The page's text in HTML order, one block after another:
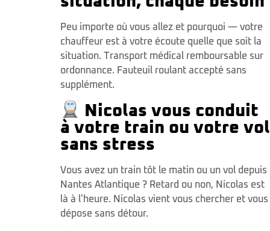
Peu importe où vous allez et pourquoi — votre
chauffeur est à votre écoute quelle que soit la
situation. Transport médical remboursable sur
ordonnance. Fauteuil roulant accepté sans
supplément.
Nicolas vous conduit
à votre train ou votre vol
sans stress
Vous avez un train tôt le matin ou un vol depuis
Nantes Atlantique ? Retard ou non, Nicolas est
là à l'heure. Nicolas vient vous chercher et vous
dépose sans détour.